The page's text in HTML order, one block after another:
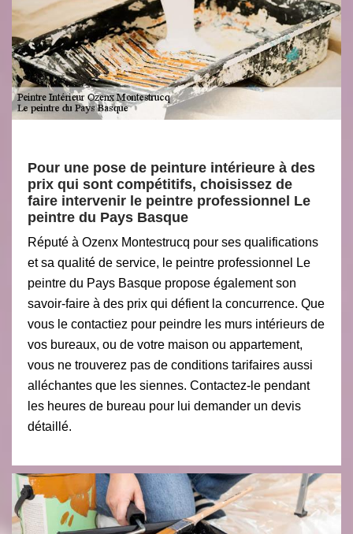
Pour une pose de peinture intérieure à des
prix qui sont compétitifs, choisissez de
faire intervenir le peintre professionnel Le
peintre du Pays Basque
Réputé à Ozenx Montestrucq pour ses qualifications
et sa qualité de service, le peintre professionnel Le
peintre du Pays Basque propose également son
savoir-faire à des prix qui défient la concurrence. Que
vous le contactiez pour peindre les murs intérieurs de
vos bureaux, ou de votre maison ou appartement,
vous ne trouverez pas de conditions tarifaires aussi
alléchantes que les siennes. Contactez-le pendant
les heures de bureau pour lui demander un devis
détaillé.